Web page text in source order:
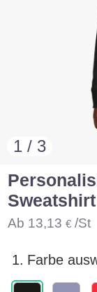
1 / 3
Ab 13,13 € /St
1. Farbe